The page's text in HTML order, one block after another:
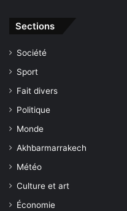
Sections
Société
Sport
Fait divers
Politique
Monde
Akhbarmarrakech
Météo
Culture et art
Économie